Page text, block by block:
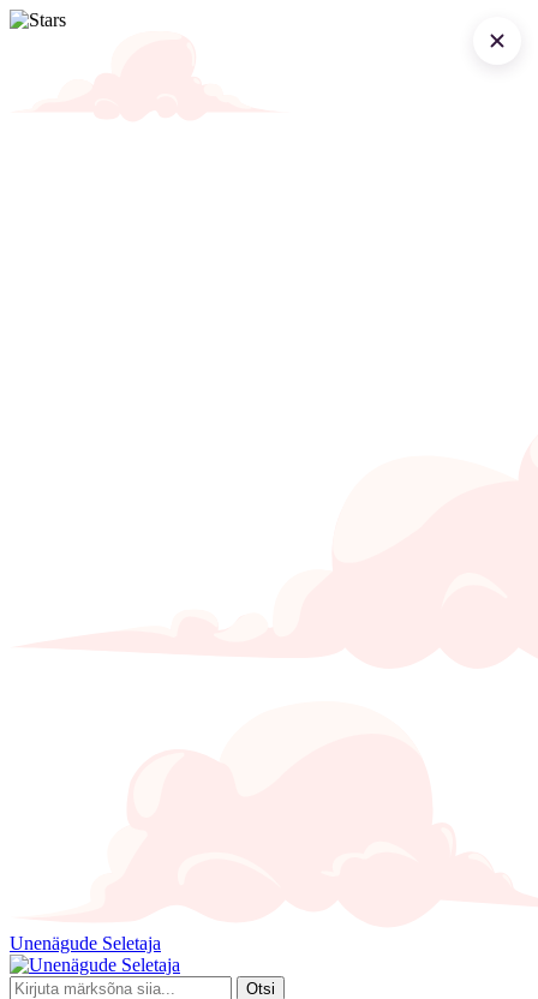
Unenägude Seletaja
Otsi